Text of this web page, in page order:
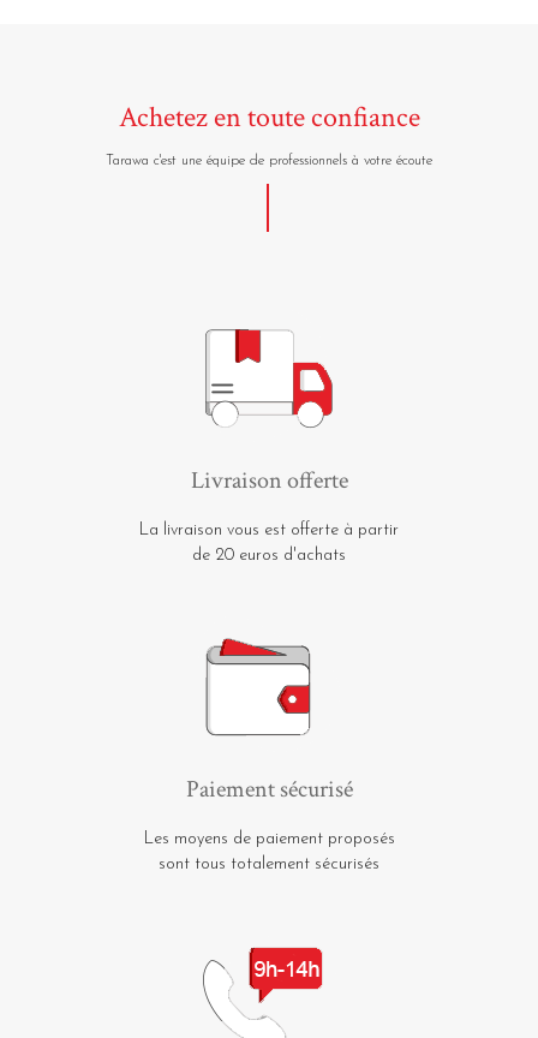
Achetez en toute confiance
Tarawa c'est une équipe de professionnels à votre écoute
Livraison offerte
La livraison vous est offerte à partir
de 20 euros d'achats
Paiement sécurisé
Les moyens de paiement proposés
sont tous totalement sécurisés